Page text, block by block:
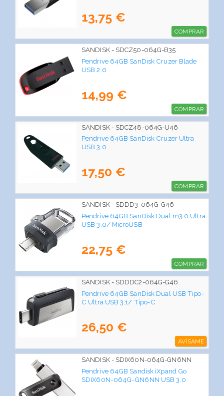
13,75 €
COMPRAR
SANDISK - SDCZ50-064G-B35
Pendrive 64GB SanDisk Cruzer Blade
USB 2.0
14,99 €
COMPRAR
SANDISK - SDCZ48-064G-U46
Pendrive 64GB SanDisk Cruzer Ultra
USB 3.0
17,50 €
COMPRAR
SANDISK - SDDD3-064G-G46
Pendrive 64GB SanDisk Dual m3.0 Ultra
USB 3.0/ MicroUSB
22,75 €
COMPRAR
SANDISK - SDDDC2-064G-G46
Pendrive 64GB SanDisk Dual USB Tipo-
C Ultra USB 3.1/ Tipo-C
26,50 €
AVÍSAME
SANDISK - SDIX60N-064G-GN6NN
Pendrive 64GB Sandisk iXpand Go
SDIX60N-064G-GN6NN USB 3.0